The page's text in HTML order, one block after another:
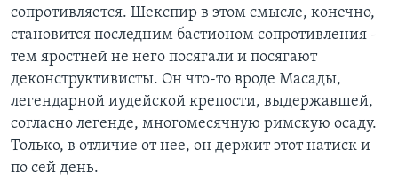
сопротивляется. Шекспир в этом смысле, конечно,
становится последним бастионом сопротивления -
тем яростней не него посягали и посягают
деконструктивисты. Он что-то вроде Масады,
легендарной иудейской крепости, выдержавшей,
согласно легенде, многомесячную римскую осаду.
Только, в отличие от нее, он держит этот натиск и
по сей день.